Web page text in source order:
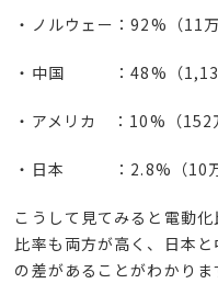
・ノルウェー：92% （11
・中国 ：48% （
・アメリカ ： 10% （152
・日本 ： 2.8% （10
こうして見てみると電動
比率も両方が高く、日本
の差があることがわかりま